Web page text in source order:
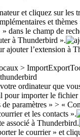
et cliquez sur les
et thèmes
dans le champ de
à Thunderbird ».
ajouter l’extension à
>
ordinateur que
pour importer le
paramètres » > «
et les contacts ».
associé à Thunderbird.
le courrier » et